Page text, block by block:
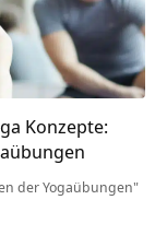
Konzepte:
der Yogaübungen"